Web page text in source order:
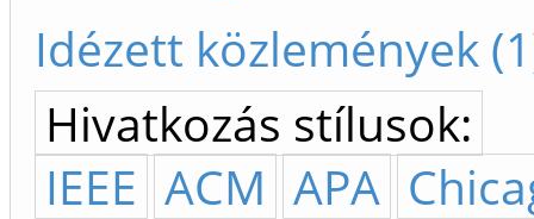
Idézett közlemények
Hivatkozás stílusok:
IEEE ACM APA